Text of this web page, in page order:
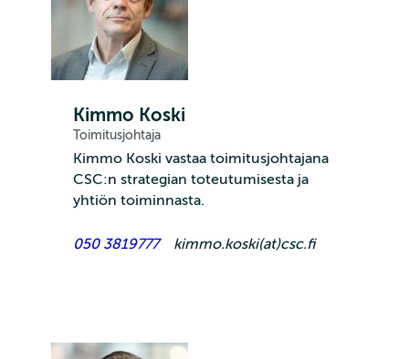
Kimmo Koski
Toimitusjohtaja
Kimmo Koski vastaa toimitusjohtajana
CSC:n strategian toteutumisesta ja
yhtiön toiminnasta.
050 3819777 kimmo.koski(at)csc.fi